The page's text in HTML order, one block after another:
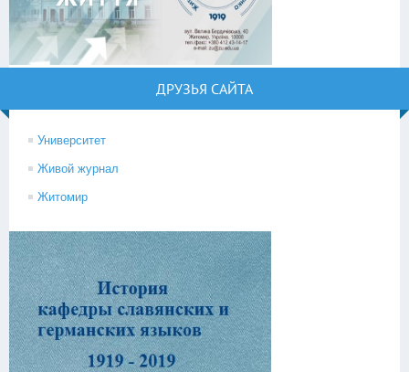
ДРУЗЬЯ САЙТА
Университет
Живой журнал
Житомир